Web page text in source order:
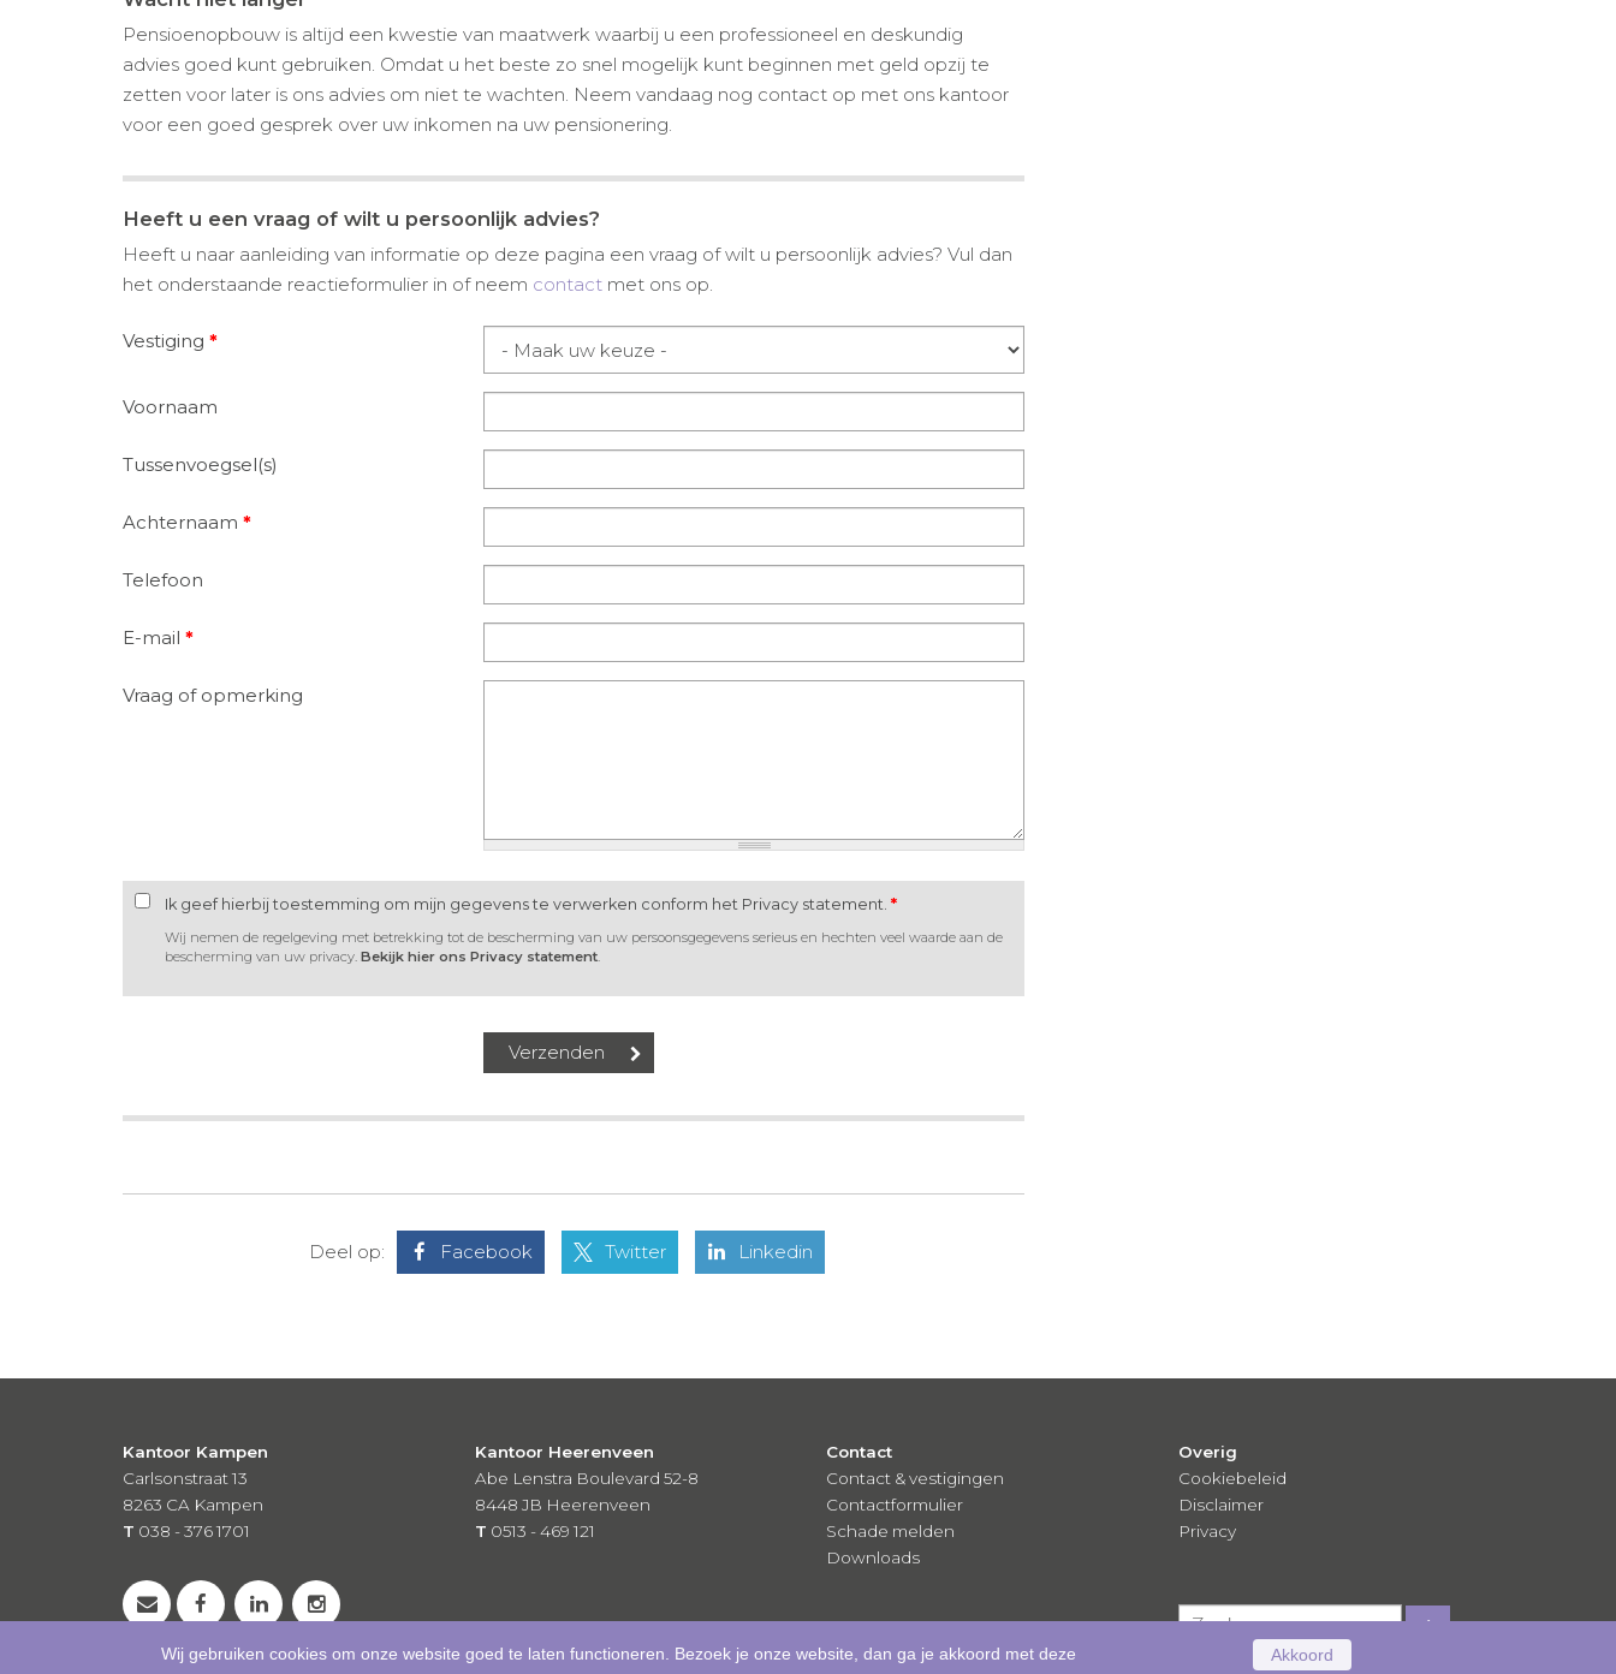
Wij gebruiken cookies om onze website goed te laten functioneren. Bezoek je onze website, dan ga je akkoord met deze Akkoord
Pensioenopbouw is altijd een kwestie van maatwerk waarbij u een professioneel en deskundig
advies goed kunt gebruiken. Omdat u het beste zo snel mogelijk kunt beginnen met geld opzij te
zetten voor later is ons advies om niet te wachten. Neem vandaag nog contact op met ons kantoor
voor een goed gesprek over uw inkomen na uw pensionering.
Heeft u een vraag of wilt u persoonlijk advies?
Heeft u naar aanleiding van informatie op deze pagina een vraag of wilt u persoonlijk advies? Vul dan
het onderstaande reactieformulier in of neem contact met ons op.
Vestiging *
Voornaam
Tussenvoegsel(s)
Achternaam *
Telefoon
E-mail *
Vraag of opmerking
Ik geef hierbij toestemming om mijn gegevens te verwerken conform het Privacy statement. *
Wij nemen de regelgeving met betrekking tot de bescherming van uw persoonsgegevens serieus en hechten veel waarde aan de
bescherming van uw privacy. Bekijk hier ons Privacy statement.
Deel op: Facebook Twitter Linkedin
Kantoor Kampen
Carlsonstraat 13
8263 CA Kampen
T 038 - 376 1701
Kantoor Heerenveen
Abe Lenstra Boulevard 52-8
8448 JB Heerenveen
T 0513 - 469 121
Contact
Contact & vestigingen
Contactformulier
Schade melden
Downloads
Overig
Cookiebeleid
Disclaimer
Privacy